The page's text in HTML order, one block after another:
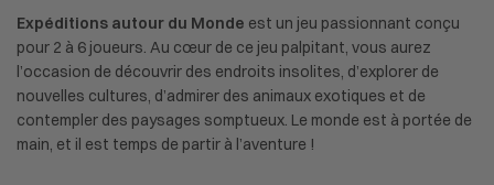
Expéditions autour du Monde est un jeu passionnant conçu
pour 2 à 6 joueurs. Au cœur de ce jeu palpitant, vous aurez
l’occasion de découvrir des endroits insolites, d’explorer de
nouvelles cultures, d’admirer des animaux exotiques et de
contempler des paysages somptueux. Le monde est à portée de
main, et il est temps de partir à l’aventure !